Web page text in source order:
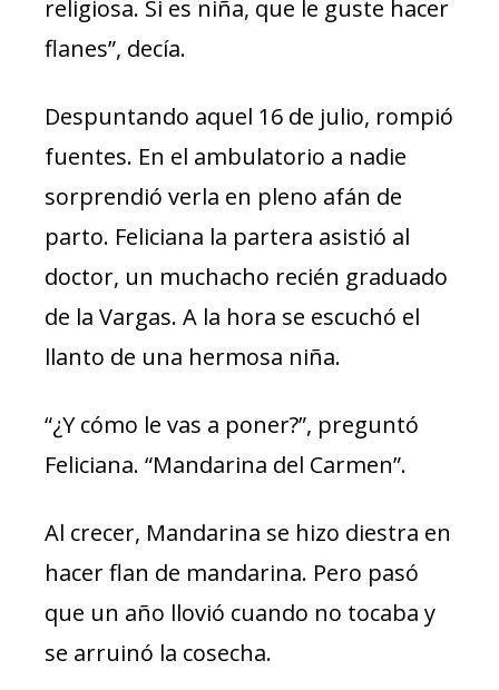
religiosa. Si es niña, que le guste hacer
flanes”, decía.
Despuntando aquel 16 de julio, rompió
fuentes. En el ambulatorio a nadie
sorprendió verla en pleno afán de
parto. Feliciana la partera asistió al
doctor, un muchacho recién graduado
de la Vargas. A la hora se escuchó el
llanto de una hermosa niña.
“¿Y cómo le vas a poner?”, preguntó
Feliciana. “Mandarina del Carmen”.
Al crecer, Mandarina se hizo diestra en
hacer flan de mandarina. Pero pasó
que un año llovió cuando no tocaba y
se arruinó la cosecha.